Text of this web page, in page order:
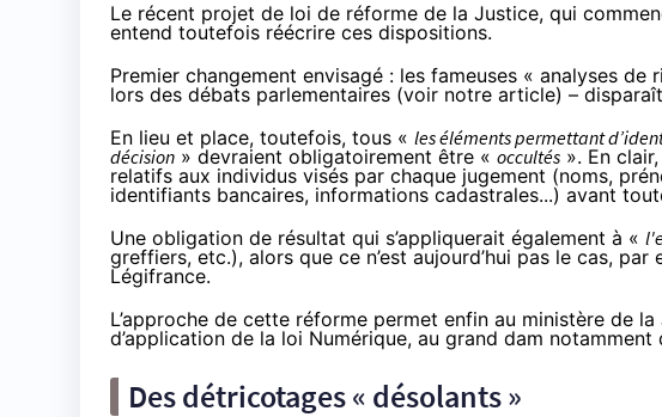
Le récent projet de loi de réforme de la Justice, qui
entend toutefois réécrire ces dispositions.
Premier changement envisagé : les fameuses « analyses
lors des débats parlementaires (voir notre article) –
En lieu et place, toutefois, tous « les éléments permettant
décision » devraient obligatoirement être « occultés ». En
relatifs aux individus visés par chaque jugement (noms,
identifiants bancaires, informations cadastrales...) avant
Une obligation de résultat qui s’appliquerait également à «
greffiers, etc.), alors que ce n’est aujourd’hui pas le cas,
Légifrance.
L’approche de cette réforme permet enfin au ministère de
d’application de la loi Numérique, au grand dam
Des détricotages « désolants »